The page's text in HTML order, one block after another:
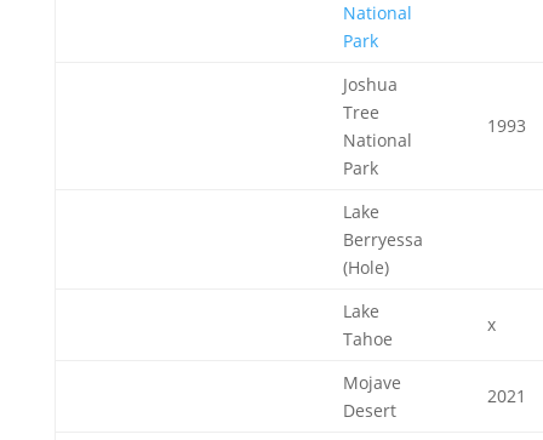
National
Park
Joshua
Tree
National
Park
1993
Lake
Berryessa
(Hole)
Lake
Tahoe
x
Mojave
Desert
2021